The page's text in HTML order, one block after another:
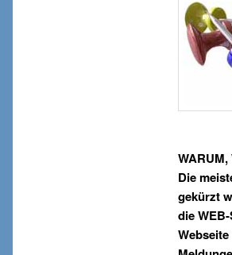
Die
gekürzt
die